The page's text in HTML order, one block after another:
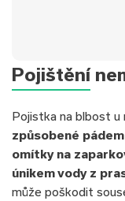
Pojištění
Pojistka na blbost
způsobené
omítky na
únikem vody z
může poškodit